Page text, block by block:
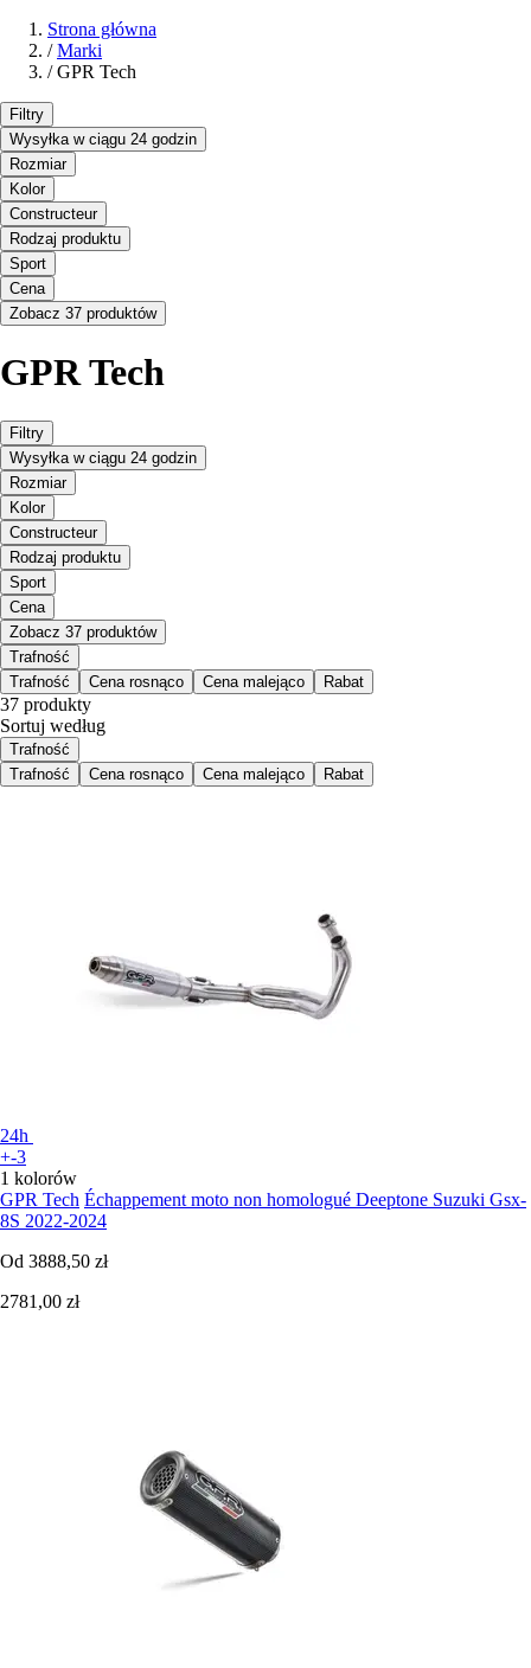
Strona główna
/ Marki
/ GPR Tech
Filtry
Wysyłka w ciągu 24 godzin
Rozmiar
Kolor
Constructeur
Rodzaj produktu
Sport
Cena
Zobacz 37 produktów
GPR Tech
Filtry
Wysyłka w ciągu 24 godzin
Rozmiar
Kolor
Constructeur
Rodzaj produktu
Sport
Cena
Zobacz 37 produktów
Trafność
Trafność
Cena rosnąco Cena malejąco Rabat
37 produkty
Sortuj według
Trafność
Trafność
Cena rosnąco Cena malejąco Rabat
24h
+-3
1 kolorów
GPR Tech Échappement moto non homologué Deeptone Suzuki Gsx-
8S 2022-2024
Od 3888,50 zł
2781,00 zł